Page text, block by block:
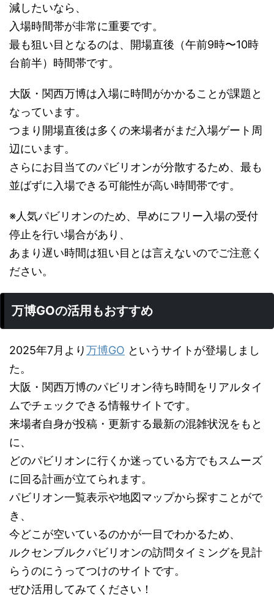
減したいなら、
入場時間帯が非常に重要です。
最も狙い目となるのは、開場直後（午前9時〜10時
台前半）時間帯です。
大阪・関西万博は入場に時間がかかることが課題と
なっています。
つまり開場直後は多くの来場者がまだ入場ゲート周
辺にいます。
さらにお目当てのパビリオンが分散するため、最も
並ばずに入場できる可能性が高い時間帯です。
※人気パビリオンのため、早めにフリー入場の受付
停止を行い場合があり、
あまり遅い時間は狙い目とは言えないのでご注意く
ださい。
万博GOの活用もおすすめ
2025年7月より万博GO というサイトが登場しまし
た。
大阪・関西万博のパビリオン待ち時間をリアルタイ
ムでチェックできる情報サイトです。
来場者自身が投稿・更新する最新の混雑状況をもと
に、
どのパビリオンに行くか迷っている方でもスムーズ
に回る計画が立てられます。
パビリオン一覧表示や地図マップから探すことがで
き、
今どこが空いているのかが一目でわかるため、
ルクセンブルクパビリオンの訪問タイミングを見計
らうのにうってつけのサイトです。
ぜひ活用してみてください！